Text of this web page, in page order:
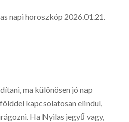
napi horoszkóp 2026.01.21.
ma különösen jó nap
kapcsolatosan elindul,
Ha Nyilas jegyű vagy,